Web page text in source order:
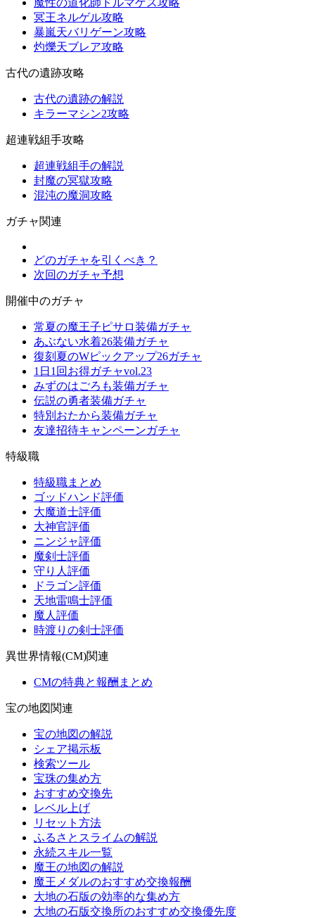
魔性の道化師ドルマゲス攻略
冥王ネルゲル攻略
暴嵐天バリゲーン攻略
灼爍天ブレア攻略
古代の遺跡攻略
古代の遺跡の解説
キラーマシン2攻略
超連戦組手攻略
超連戦組手の解説
封魔の冥獄攻略
混沌の魔洞攻略
ガチャ関連
どのガチャを引くべき？
次回のガチャ予想
開催中のガチャ
常夏の魔王子ピサロ装備ガチャ
あぶない水着26装備ガチャ
復刻夏のWピックアップ26ガチャ
1日1回お得ガチャvol.23
みずのはごろも装備ガチャ
伝説の勇者装備ガチャ
特別おたから装備ガチャ
友達招待キャンペーンガチャ
特級職
特級職まとめ
ゴッドハンド評価
大魔道士評価
大神官評価
ニンジャ評価
魔剣士評価
守り人評価
ドラゴン評価
天地雷鳴士評価
魔人評価
時渡りの剣士評価
異世界情報(CM)関連
CMの特典と報酬まとめ
宝の地図関連
宝の地図の解説
シェア掲示板
検索ツール
宝珠の集め方
おすすめ交換先
レベル上げ
リセット方法
ふるさとスライムの解説
永続スキル一覧
魔王の地図の解説
魔王メダルのおすすめ交換報酬
大地の石版の効率的な集め方
大地の石版交換所のおすすめ交換優先度